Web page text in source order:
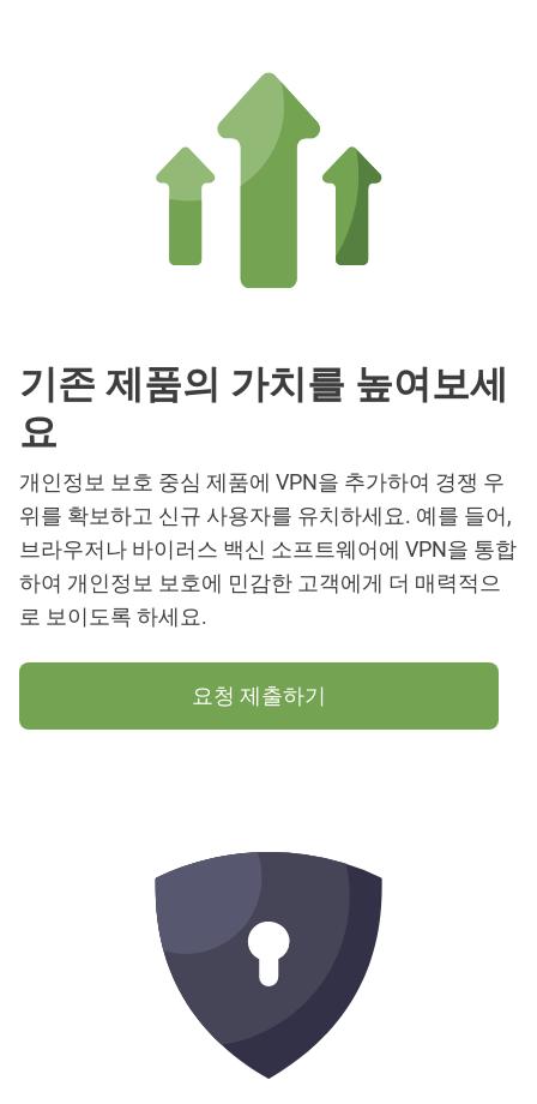
기존 제품의 가치를 높여보세
요
개인정보 보호 중심 제품에 VPN을 추가하여 경쟁 우
위를 확보하고 신규 사용자를 유치하세요. 예를 들어,
브라우저나 바이러스 백신 소프트웨어에 VPN을 통합
하여 개인정보 보호에 민감한 고객에게 더 매력적으
로 보이도록 하세요.
요청 제출하기